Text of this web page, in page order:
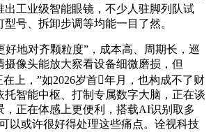
出工业级智能眼镜，不少人驻脚列队试
号、拆卸步调等均能一目了然。
地对齐颗粒度”，成本高、周期长，巡
摄像头能放大察看设备细微磨损，但
在上，”如2026岁首年月，也构成不了财
托智能中枢、打制专属数字大脑，正在谈
，正在体感上更便利，搭载AI识别取多
以或许很好得处理这些痛点。诠视科技